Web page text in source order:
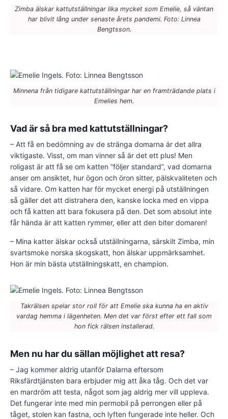
Zimba älskar kattutställningar lika mycket som Emelie, så väntan
har blivit lång under senaste årets pandemi. Foto: Linnea
Bengtsson.
Minnena från tidigare kattutställningar har en framträdande plats i
Emelies hem.
Vad är så bra med kattutställningar?
– Att få en bedömning av de stränga domarna är det allra
viktigaste. Visst, om man vinner så är det ett plus! Men
roligast är att få se om katten ”följer standard”, vad domarna
anser om ansiktet, hur ögon och öron sitter, pälskvaliteten och
så vidare. Om katten har för mycket energi på utställningen
så gäller det att distrahera den, kanske locka med en vippa
och få katten att bara fokusera på den. Det som absolut inte
får hända är att katten rymmer, eller att den biter domaren!
– Mina katter älskar också utställningarna, särskilt Zimba, min
svartsmoke norska skogskatt, hon älskar uppmärksamhet.
Hon är min bästa utställningskatt, en champion.
Takrälsen spelar stor roll för att Emelie ska kunna ha en aktiv
vardag hemma i lägenheten. Men det var först efter ett fall som
hon fick rälsen installerad.
Men nu har du sällan möjlighet att resa?
– Jag kommer aldrig utanför Dalarna eftersom
Riksfärdtjänsten bara erbjuder mig att åka tåg. Och det var
en mardröm att testa, något som jag aldrig mer vill uppleva.
Det fungerar inte med min permobil på perrongen eller på
tåget, stolen kan fastna, och lyften fungerade inte heller. Och